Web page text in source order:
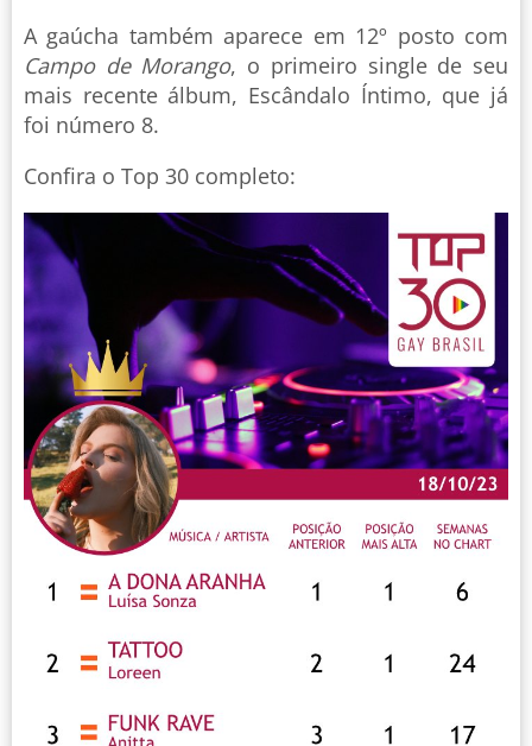
A gaúcha também aparece em 12º posto com
Campo de Morango, o primeiro single de seu
mais recente álbum, Escândalo Íntimo, que já
foi número 8.
Confira o Top 30 completo: